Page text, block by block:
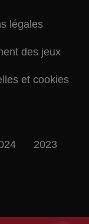
légales
des jeux
et cookies
2023